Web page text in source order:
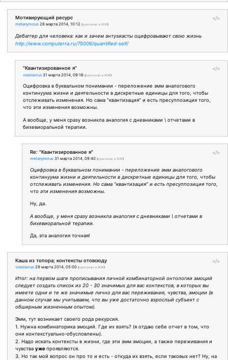
</>
Мотивирующий ресурс
metanymous 28 марта 2014, 10:12 (оригинал в ЖЖ)
Дебаггер для человека: как и зачем энтузиасты оцифровывают свою жизнь
http://www.computerra.ru/75006/quantified-self/
</>
"Квантизированное я"
vseslavrus 31 марта 2014, 09:16 (оригинал в ЖЖ)
Оцифровка в буквальном понимании - переложение эмм аналогового
континуума жизни и деятельности в дискретные единицы для того, чтобы
отслеживать изменения. Но сама "квантизация" и есть пресуппозиция того,
что эти изменения возможны.
А вообще, у меня сразу возникла аналогия с дневниками \ отчетами в
бихевиоральной терапии.
</>
Re: "Квантизированное я"
metanymous 31 марта 2014, 09:40 (оригинал в ЖЖ)
Оцифровка в буквальном понимании - переложение эмм аналогового
континуума жизни и деятельности в дискретные единицы для того, чтобы
отслеживать изменения. Но сама "квантизация" и есть пресуппозиция того,
что эти изменения возможны.
Ну, да.
А вообще, у меня сразу возникла аналогия с дневниками \ отчетами в
бихевиоральной терапии.
Да, эта аналогия точная!
</>
Каша из топора; контексты отовсюду
vseslavrus 29 марта 2014, 05:00 (оригинал в ЖЖ)
Итог: на первом шаге прописывания личной комбинаторной онтологии эмоций
следует создать список из 20 - 30 значимых для вас контекстов, в которых вы
имеете одни и те же значимые лично для вас переживания, чувства, эмоции (в
данном случае мы учитываем, что вы уже достаточно взрослый субъект с
обширным жизненным опытом).
Эмм, тут возникает своего рода рекурсия.
1. Нужна комбинаторика эмоций. Где их взять? (я отдаю себе отчет в том, что
они контекстуально-обусловлены).
2. Надо искать контексты в жизни, где эти эмм эмоции, а также переживания и
чувстваужепроявляются.
3. Но так мой вопрос он про то и есть - откуда их взять, если таковых нет? Ну, на